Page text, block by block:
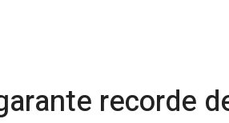
recorde